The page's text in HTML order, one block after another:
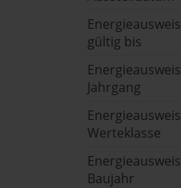
Energieausweis
gültig bis
Energieausweis
Jahrgang
Energieausweis
Werteklasse
Energieausweis
Baujahr